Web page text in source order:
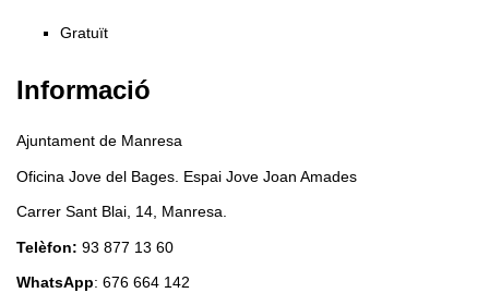
Gratuït
Informació
Ajuntament de Manresa
Oficina Jove del Bages. Espai Jove Joan Amades
Carrer Sant Blai, 14, Manresa.
Telèfon: 93 877 13 60
WhatsApp: 676 664 142